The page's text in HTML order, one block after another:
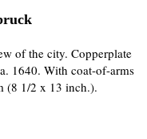
of the city. Copperplate
1640. With coat-of-arms
(8 1/2 x 13 inch.).